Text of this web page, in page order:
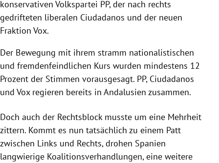
konservativen Volkspartei PP, der nach rechts
gedrifteten liberalen Ciudadanos und der neuen
Fraktion Vox.
Der Bewegung mit ihrem stramm nationalistischen
und fremdenfeindlichen Kurs wurden mindestens 12
Prozent der Stimmen vorausgesagt. PP, Ciudadanos
und Vox regieren bereits in Andalusien zusammen.
Doch auch der Rechtsblock musste um eine Mehrheit
zittern. Kommt es nun tatsächlich zu einem Patt
zwischen Links und Rechts, drohen Spanien
langwierige Koalitionsverhandlungen, eine weitere